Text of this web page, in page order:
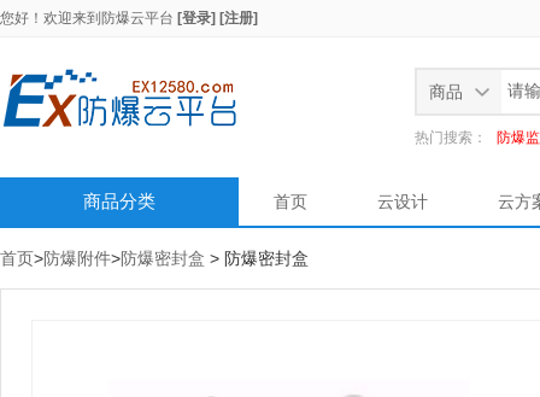
您好！欢迎来到 防爆云平台 [登录] [注册]
商品
热门搜索： 防爆
商品分类 首页 云设计 云方
首页>防爆附件>防爆密封盒 > 防爆密封盒